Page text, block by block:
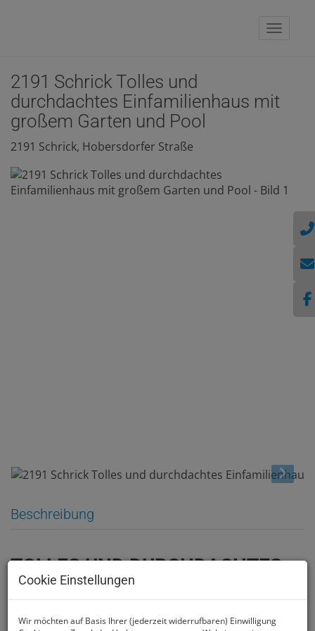
2191 Schrick Tolles und
durchdachtes Einfamilienhaus mit
großem Garten und Pool
2191 Schrick, Hobersdorfer Straße
Beschreibung
TOLLES UND DURCHDACHTES
EINFAMILIENHAUS MIT
GROSSEM GARTEN UND POOL
Cookie Einstellungen
Wir möchten auf Basis Ihrer (jederzeit widerrufbaren) Einwilligung